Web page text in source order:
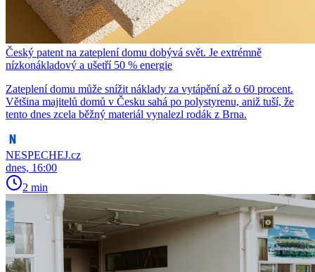
Český patent na zateplení domu dobývá svět. Je extrémně
nízkonákladový a ušetří 50 % energie
Zateplení domu může snížit náklady za vytápění až o 60 procent.
Většina majitelů domů v Česku sahá po polystyrenu, aniž tuší, že
tento dnes zcela běžný materiál vynalezl rodák z Brna.
NESPECHEJ.cz
dnes, 16:00
2 min